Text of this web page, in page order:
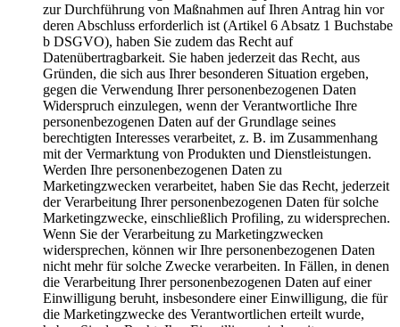
zur Durchführung von Maßnahmen auf Ihren Antrag hin vor
deren Abschluss erforderlich ist (Artikel 6 Absatz 1 Buchstabe
b DSGVO), haben Sie zudem das Recht auf
Datenübertragbarkeit. Sie haben jederzeit das Recht, aus
Gründen, die sich aus Ihrer besonderen Situation ergeben,
gegen die Verwendung Ihrer personenbezogenen Daten
Widerspruch einzulegen, wenn der Verantwortliche Ihre
personenbezogenen Daten auf der Grundlage seines
berechtigten Interesses verarbeitet, z. B. im Zusammenhang
mit der Vermarktung von Produkten und Dienstleistungen.
Werden Ihre personenbezogenen Daten zu
Marketingzwecken verarbeitet, haben Sie das Recht, jederzeit
der Verarbeitung Ihrer personenbezogenen Daten für solche
Marketingzwecke, einschließlich Profiling, zu widersprechen.
Wenn Sie der Verarbeitung zu Marketingzwecken
widersprechen, können wir Ihre personenbezogenen Daten
nicht mehr für solche Zwecke verarbeiten. In Fällen, in denen
die Verarbeitung Ihrer personenbezogenen Daten auf einer
Einwilligung beruht, insbesondere einer Einwilligung, die für
die Marketingzwecke des Verantwortlichen erteilt wurde,